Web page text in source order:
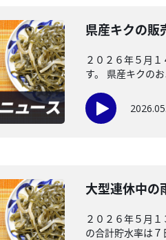
県産キクの販
２０２６年５月
す。 県産キクの
大型連休中の
２０２６年５月
の合計貯水率は７